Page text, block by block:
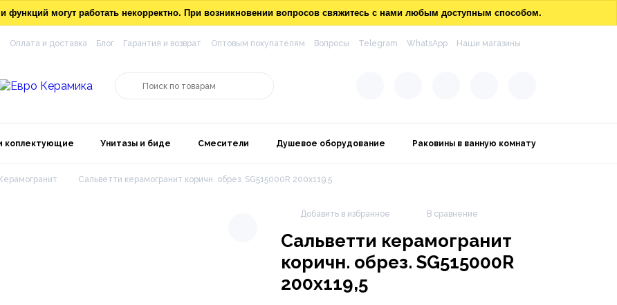
функций могут работать некорректно. При возникновении вопросов свяжитесь с нами любым доступным способом.
Оплата и доставка Блог Гарантия и возврат Оптовым покупателям Вопросы Telegram WhatsApp Наши магазины
коплектующие Унитазы и биде Смесители Душевое оборудование Раковины в ванную комнату
Керамогранит Сальветти керамогранит коричн. обрез. SG515000R 200х119,5
Добавить в избранное В сравнение
Сальветти керамогранит
коричн. обрез. SG515000R
200х119,5